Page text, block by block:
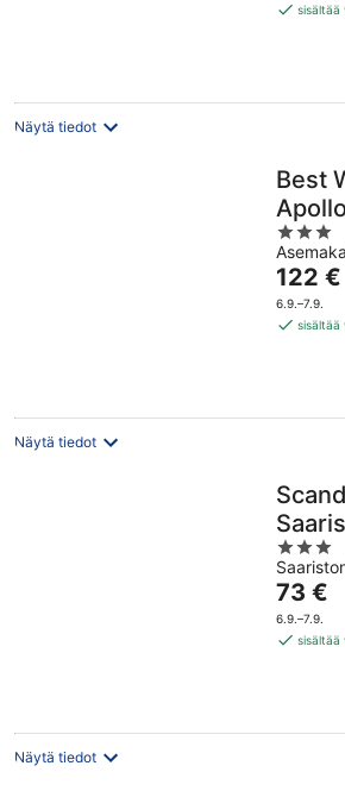
179 €
sisältää
Näytä tiedot
Best
Apollo
3
out
of
5
Hinta
on
122 €
122 €
6.9.–7.9.
sisältää
Näytä tiedot
3
out
of
5
Hinta
on
73 €
73 €
6.9.–7.9.
sisältää
Näytä tiedot